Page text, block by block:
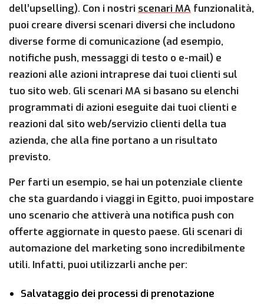
dell’upselling). Con i nostri scenari MA funzionalità,
puoi creare diversi scenari diversi che includono
diverse forme di comunicazione (ad esempio,
notifiche push, messaggi di testo o e-mail) e
reazioni alle azioni intraprese dai tuoi clienti sul
tuo sito web. Gli scenari MA si basano su elenchi
programmati di azioni eseguite dai tuoi clienti e
reazioni dal sito web/servizio clienti della tua
azienda, che alla fine portano a un risultato
previsto.
Per farti un esempio, se hai un potenziale cliente
che sta guardando i viaggi in Egitto, puoi impostare
uno scenario che attiverà una notifica push con
offerte aggiornate in questo paese. Gli scenari di
automazione del marketing sono incredibilmente
utili. Infatti, puoi utilizzarli anche per:
Salvataggio dei processi di prenotazione